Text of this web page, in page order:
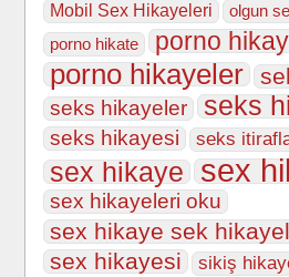
Mobil Sex Hikayeleri
olgun
porno hikate
porno
porno hikayeler
seks hikayeler seks
seks hikayesi seks
sex hikaye sex
sex hikayeleri oku
sex hikaye sek
sex hikayesi
sikiş